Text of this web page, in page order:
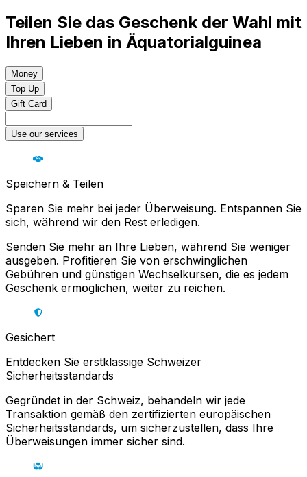
Teilen Sie das Geschenk der Wahl mit
Ihren Lieben in Äquatorialguinea
Money
Top Up
Gift Card
Use our services
Speichern & Teilen
Sparen Sie mehr bei jeder Überweisung. Entspannen Sie
sich, während wir den Rest erledigen.
Senden Sie mehr an Ihre Lieben, während Sie weniger
ausgeben. Profitieren Sie von erschwinglichen
Gebühren und günstigen Wechselkursen, die es jedem
Geschenk ermöglichen, weiter zu reichen.
Gesichert
Entdecken Sie erstklassige Schweizer
Sicherheitsstandards
Gegründet in der Schweiz, behandeln wir jede
Transaktion gemäß den zertifizierten europäischen
Sicherheitsstandards, um sicherzustellen, dass Ihre
Überweisungen immer sicher sind.